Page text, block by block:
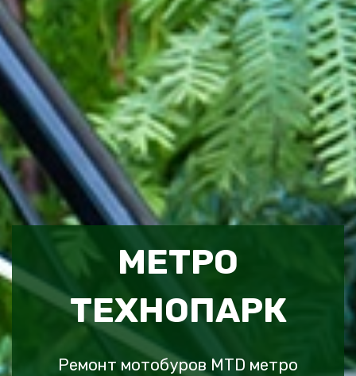
МЕТРО
ТЕХНОПАРК
Ремонт мотобуров MTD метро